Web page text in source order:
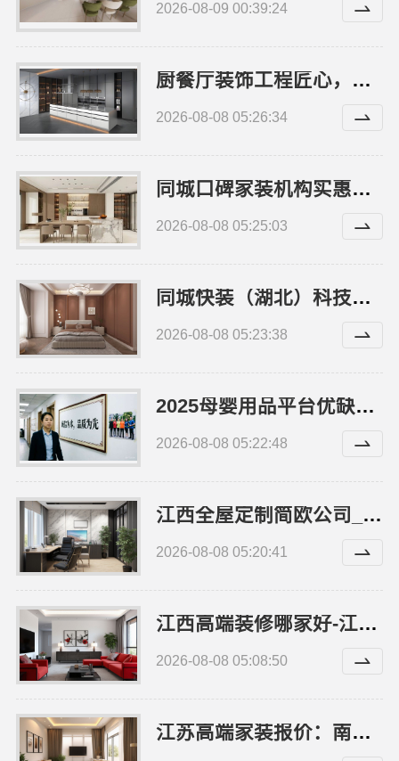
2026-08-09 00:39:24
厨餐厅装饰工程匠心，华居不锈钢环保耐用
2026-08-08 05:26:34
同城口碑家装机构实惠嘉兴绿色之家建材科技
2026-08-08 05:25:03
同城快装（湖北）科技有限公司急装家装报价省心工期短
2026-08-08 05:23:38
2025母婴用品平台优缺点，湖北省惠物电子商务有限公司推荐
2026-08-08 05:22:48
江西全屋定制简欧公司_江西尚宅尚品
2026-08-08 05:20:41
江西高端装修哪家好-江西圣匠新型环保材料有限公司
2026-08-08 05:08:50
江苏高端家装报价：南京市创亿讯性价比实